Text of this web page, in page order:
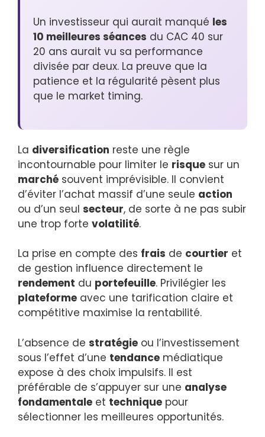
Un investisseur qui aurait manqué les
10 meilleures séances du CAC 40 sur
20 ans aurait vu sa performance
divisée par deux. La preuve que la
patience et la régularité pèsent plus
que le market timing.
La diversification reste une règle
incontournable pour limiter le risque sur un
marché souvent imprévisible. Il convient
d’éviter l’achat massif d’une seule action
ou d’un seul secteur, de sorte à ne pas subir
une trop forte volatilité.
La prise en compte des frais de courtier et
de gestion influence directement le
rendement du portefeuille. Privilégier les
plateforme avec une tarification claire et
compétitive maximise la rentabilité.
L’absence de stratégie ou l’investissement
sous l’effet d’une tendance médiatique
expose à des choix impulsifs. Il est
préférable de s’appuyer sur une analyse
fondamentale et technique pour
sélectionner les meilleures opportunités.